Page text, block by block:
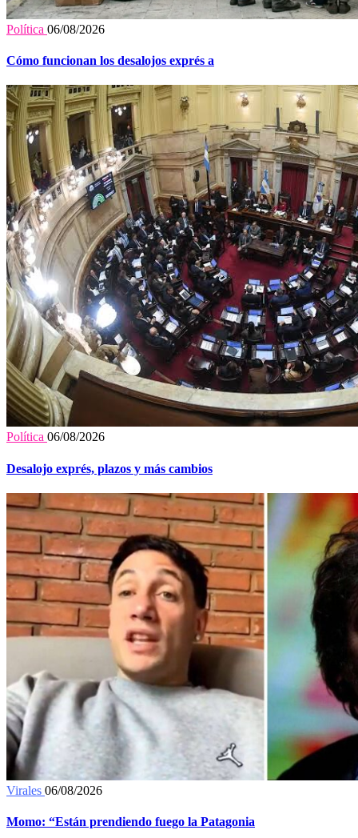
Política 06/08/2026
Cómo funcionan los desalojos exprés a
Política 06/08/2026
Desalojo exprés, plazos y más cambios
Virales 06/08/2026
Momo: “Están prendiendo fuego la Patagonia